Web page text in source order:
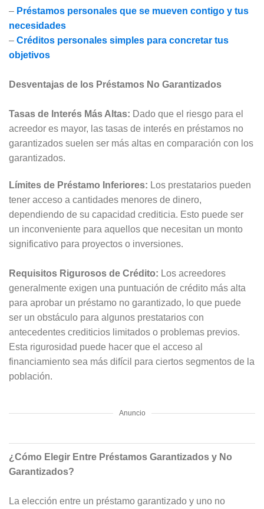
– Préstamos personales que se mueven contigo y tus
necesidades
– Créditos personales simples para concretar tus
objetivos
Desventajas de los Préstamos No Garantizados
Tasas de Interés Más Altas: Dado que el riesgo para el
acreedor es mayor, las tasas de interés en préstamos no
garantizados suelen ser más altas en comparación con los
garantizados.
Límites de Préstamo Inferiores: Los prestatarios pueden
tener acceso a cantidades menores de dinero,
dependiendo de su capacidad crediticia. Esto puede ser
un inconveniente para aquellos que necesitan un monto
significativo para proyectos o inversiones.
Requisitos Rigurosos de Crédito: Los acreedores
generalmente exigen una puntuación de crédito más alta
para aprobar un préstamo no garantizado, lo que puede
ser un obstáculo para algunos prestatarios con
antecedentes crediticios limitados o problemas previos.
Esta rigurosidad puede hacer que el acceso al
financiamiento sea más difícil para ciertos segmentos de la
población.
Anuncio
¿Cómo Elegir Entre Préstamos Garantizados y No
Garantizados?
La elección entre un préstamo garantizado y uno no